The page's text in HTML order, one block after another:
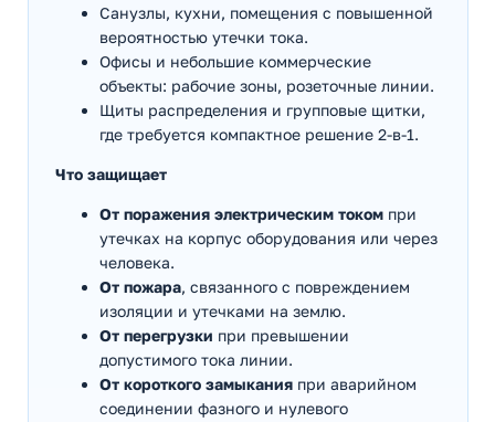
Санузлы, кухни, помещения с повышенной
вероятностью утечки тока.
Офисы и небольшие коммерческие
объекты: рабочие зоны, розеточные линии.
Щиты распределения и групповые щитки,
где требуется компактное решение 2-в-1.
Что защищает
От поражения электрическим током при
утечках на корпус оборудования или через
человека.
От пожара, связанного с повреждением
изоляции и утечками на землю.
От перегрузки при превышении
допустимого тока линии.
От короткого замыкания при аварийном
соединении фазного и нулевого